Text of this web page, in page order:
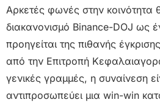
Αρκετές φωνές στην κοινότητα
διακανονισμό Binance-DOJ ως
προηγείται της πιθανής
από την Επιτροπή
γενικές γραμμές, η συναίνεση
αντιπροσωπεύει μια win-win